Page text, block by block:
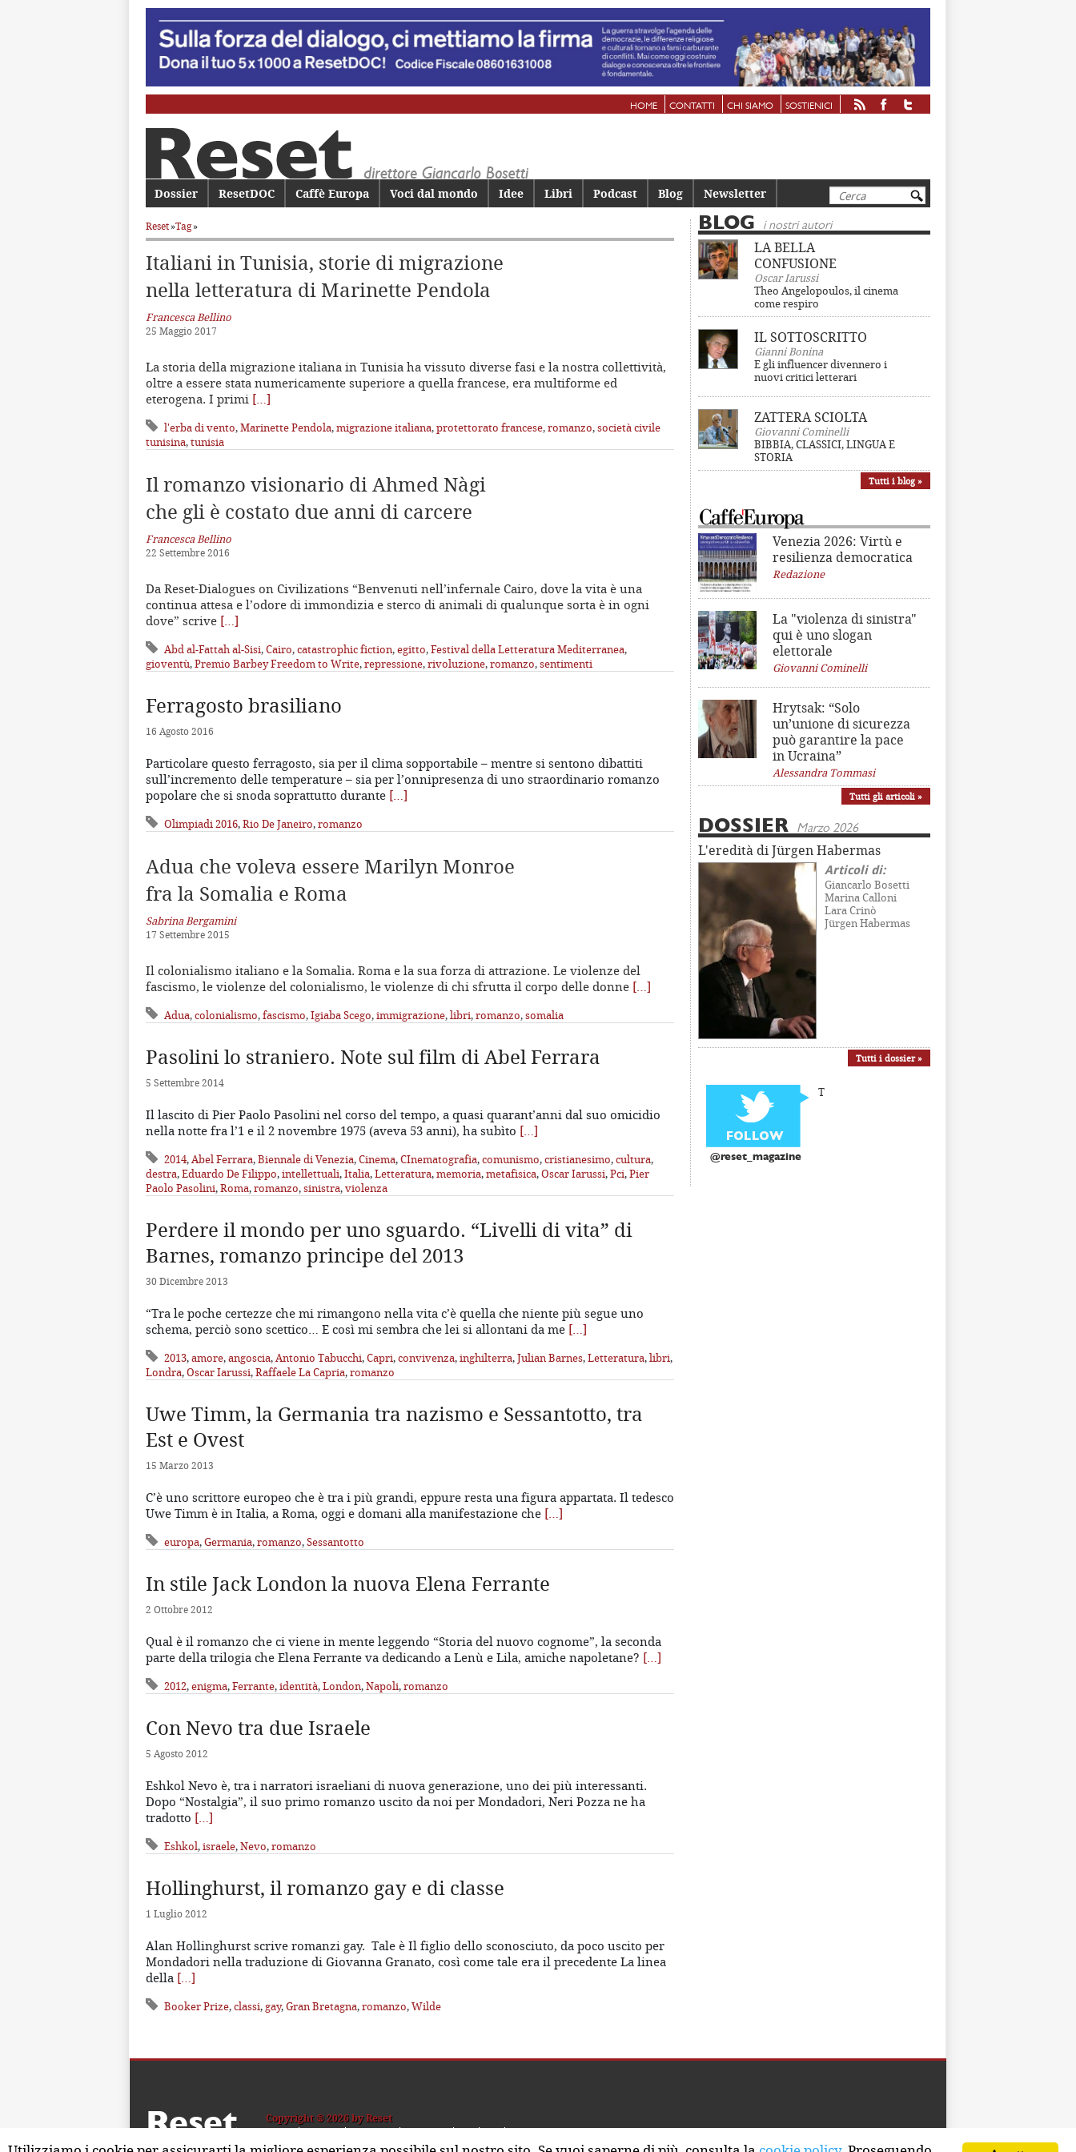
HOME CONTATTI CHI SIAMO SOSTIENICI
Cerca
Menu principale
Vai al contenuto principale
Vai al contenuto secondario
Dossier ResetDOC Caffè Europa Voci dal mondo Idee Libri Podcast Blog Newsletter
Reset»Tag»
Italiani in Tunisia, storie di migrazione
nella letteratura di Marinette Pendola
Francesca Bellino
25 Maggio 2017
La storia della migrazione italiana in Tunisia ha vissuto diverse fasi e la nostra collettività,
oltre a essere stata numericamente superiore a quella francese, era multiforme ed
eterogena. I primi […]
l'erba di vento,Marinette Pendola,migrazione italiana,protettorato francese,romanzo,società civile
tunisina,tunisia
Il romanzo visionario di Ahmed Nàgi
che gli è costato due anni di carcere
Francesca Bellino
22 Settembre 2016
Da Reset-Dialogues on Civilizations “Benvenuti nell’infernale Cairo, dove la vita è una
continua attesa e l’odore di immondizia e sterco di animali di qualunque sorta è in ogni
dove” scrive […]
Abd al-Fattah al-Sisi,Cairo,catastrophic fiction,egitto,Festival della Letteratura Mediterranea,
gioventù,Premio Barbey Freedom to Write,repressione,rivoluzione,romanzo,sentimenti
Ferragosto brasiliano
16 Agosto 2016
Particolare questo ferragosto, sia per il clima sopportabile – mentre si sentono dibattiti
sull’incremento delle temperature – sia per l’onnipresenza di uno straordinario romanzo
popolare che si snoda soprattutto durante […]
Olimpiadi 2016,Rio De Janeiro,romanzo
Adua che voleva essere Marilyn Monroe
fra la Somalia e Roma
Sabrina Bergamini
17 Settembre 2015
Il colonialismo italiano e la Somalia. Roma e la sua forza di attrazione. Le violenze del
fascismo, le violenze del colonialismo, le violenze di chi sfrutta il corpo delle donne […]
Adua,colonialismo,fascismo,Igiaba Scego,immigrazione,libri,romanzo,somalia
Pasolini lo straniero. Note sul film di Abel Ferrara
5 Settembre 2014
Il lascito di Pier Paolo Pasolini nel corso del tempo, a quasi quarant’anni dal suo omicidio
nella notte fra l’1 e il 2 novembre 1975 (aveva 53 anni), ha subìto […]
2014,Abel Ferrara,Biennale di Venezia,Cinema,CInematografia,comunismo,cristianesimo,cultura,
destra,Eduardo De Filippo,intellettuali,Italia,Letteratura,memoria,metafisica,Oscar Iarussi,Pci,Pier
Paolo Pasolini,Roma,romanzo,sinistra,violenza
Perdere il mondo per uno sguardo. “Livelli di vita” di
Barnes, romanzo principe del 2013
30 Dicembre 2013
“Tra le poche certezze che mi rimangono nella vita c’è quella che niente più segue uno
schema, perciò sono scettico… E così mi sembra che lei si allontani da me […]
2013,amore,angoscia,Antonio Tabucchi,Capri,convivenza,inghilterra,Julian Barnes,Letteratura,libri,
Londra,Oscar Iarussi,Raffaele La Capria,romanzo
Uwe Timm, la Germania tra nazismo e Sessantotto, tra
Est e Ovest
15 Marzo 2013
C’è uno scrittore europeo che è tra i più grandi, eppure resta una figura appartata. Il tedesco
Uwe Timm è in Italia, a Roma, oggi e domani alla manifestazione che […]
europa,Germania,romanzo,Sessantotto
In stile Jack London la nuova Elena Ferrante
2 Ottobre 2012
Qual è il romanzo che ci viene in mente leggendo “Storia del nuovo cognome”, la seconda
parte della trilogia che Elena Ferrante va dedicando a Lenù e Lila, amiche napoletane? […]
2012,enigma,Ferrante,identità,London,Napoli,romanzo
Con Nevo tra due Israele
5 Agosto 2012
Eshkol Nevo è, tra i narratori israeliani di nuova generazione, uno dei più interessanti.
Dopo “Nostalgia”, il suo primo romanzo uscito da noi per Mondadori, Neri Pozza ne ha
tradotto […]
Eshkol,israele,Nevo,romanzo
Hollinghurst, il romanzo gay e di classe
1 Luglio 2012
Alan Hollinghurst scrive romanzi gay. Tale è Il figlio dello sconosciuto, da poco uscito per
Mondadori nella traduzione di Giovanna Granato, così come tale era il precedente La linea
della […]
Booker Prize,classi, gay,Gran Bretagna,romanzo,Wilde
BLOG i nostri autori
LA BELLA
CONFUSIONE
Oscar Iarussi
Theo Angelopoulos, il cinema
come respiro
IL SOTTOSCRITTO
Gianni Bonina
E gli influencer divennero i
nuovi critici letterari
ZATTERA SCIOLTA
Giovanni Cominelli
BIBBIA, CLASSICI, LINGUA E
STORIA
Tutti i blog »
Venezia 2026: Virtù e
resilienza democratica
Redazione
La "violenza di sinistra"
qui è uno slogan
elettorale
Giovanni Cominelli
Hrytsak: “Solo
un’unione di sicurezza
può garantire la pace
in Ucraina”
Alessandra Tommasi
Tutti gli articoli »
DOSSIER Marzo 2026
L'eredità di Jürgen Habermas
Articoli di:
Giancarlo Bosetti
Marina Calloni
Lara Crinò
Jürgen Habermas
Tutti i dossier »
@reset_magazine
T
Reset Copyright ® 2026 by Reset